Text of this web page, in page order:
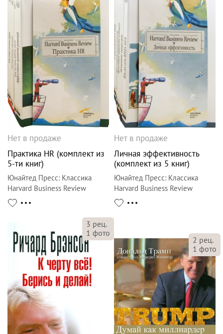
Нет в продаже
Практика HR (комплект из
5-ти книг)
Юнайтед Пресс: Классика
Harvard Business Review
Нет в продаже
Личная эффективность
(комплект из 5 книг)
Юнайтед Пресс: Классика
Harvard Business Review
3 рец.
1 фото
2 рец.
1 фото